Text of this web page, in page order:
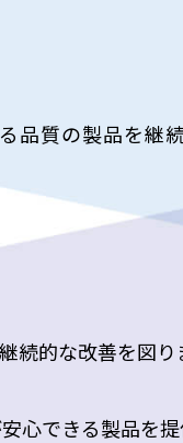
品質の製品を継
的な改善を図り
心できる製品を提